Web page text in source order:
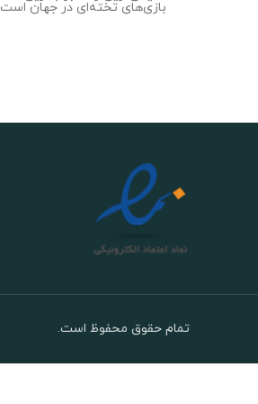
بازی‌های تخته‌ای در جهان است
تمام حقوق محفوظ است.